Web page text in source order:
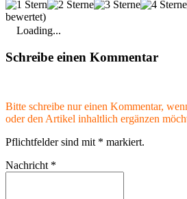
bewertet)
Loading...
Schreibe einen Kommentar
Bitte schreibe nur einen Kommentar,
oder den Artikel inhaltlich ergänzen
Pflichtfelder sind mit * markiert.
Nachricht *